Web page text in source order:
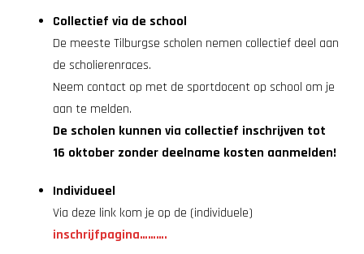
Collectief via de school
De meeste Tilburgse scholen nemen collectief deel aan
de scholierenraces.
Neem contact op met de sportdocent op school om je
aan te melden.
De scholen kunnen via collectief inschrijven tot
16 oktober zonder deelname kosten aanmelden!
Individueel
Via deze link kom je op de (individuele)
inschrijfpagina……….